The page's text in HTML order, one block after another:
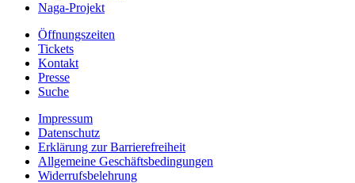
Naga-Projekt
Öffnungszeiten
Tickets
Kontakt
Presse
Suche
Impressum
Datenschutz
Erklärung zur Barrierefreiheit
Allgemeine Geschäftsbedingungen
Widerrufsbelehrung